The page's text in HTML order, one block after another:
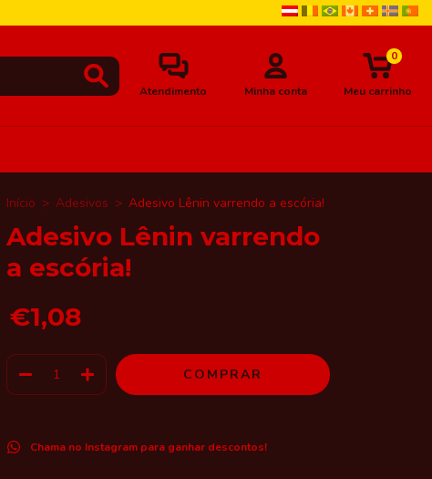
Atendimento Minha conta Meu carrinho
0
Início > Adesivos > Adesivo Lênin varrendo a escória!
Adesivo Lênin varrendo
a escória!
€1,08
Chama no Instagram para ganhar descontos!